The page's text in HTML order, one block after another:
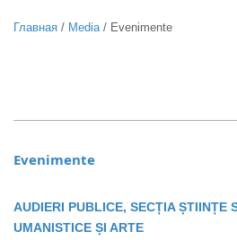
Главная / Media/ Evenimente
Evenimente
AUDIERI PUBLICE, SECȚIA ȘTIINȚE
UMANISTICE ȘI ARTE